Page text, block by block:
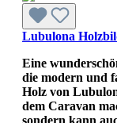
Lubulona
Eine
die modern und
Holz von
dem Caravan
sondern kann